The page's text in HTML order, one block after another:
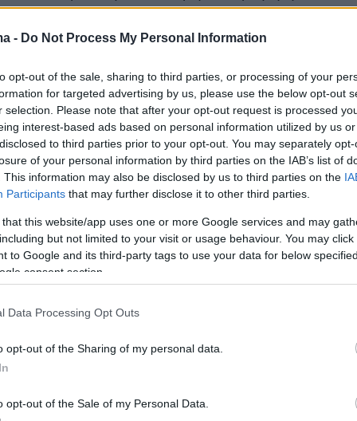
- Do Not Process My Personal Information
opt-out of the sale, sharing to third parties, or processing of your
for targeted advertising by us, please use the below opt-out
selection. Please note that after your opt-out request is processed
interest-based ads based on personal information utilized by us
to third parties prior to your opt-out. You may separately
of your personal information by third parties on the IAB’s list of
This information may also be disclosed by us to third parties on the
Participants that may further disclose it to other third parties.
that this website/app uses one or more Google services and may
but not limited to your visit or usage behaviour. You may
to Google and its third-party tags to use your data for below
consent section.
Data Processing Opt Outs
opt-out of the Sharing of my personal data.
opt-out of the Sale of my Personal Data.
συγκεκριμένες ιδεοπολιτικές συνιστώσες,
και εδράζεται σε μια λογική λίγο πιο αριστερή
έχει απωλεσθεί μέσα από την παρουσία
φοβάται ότι στην Κεντρική Επιτροπή του
διάσπαση, απάντησε ότι «πάντα
αλλά δεν νομίζω ότι έχει
διασπάσεως, μια μερική αποκόλληση ή
στελεχών μπορεί να υπάρξει, δεν θα το
και αν συμβεί μπορεί να δράσει και
που σχεδιάζουμε και πρέπει να
βηματισμό μας το επόμενο διάστημα. Δεν
εύκολο αλλά αν υπάρχει βούληση
κατέληξε ο βουλευτής του ΣΥΡΙΖΑ.